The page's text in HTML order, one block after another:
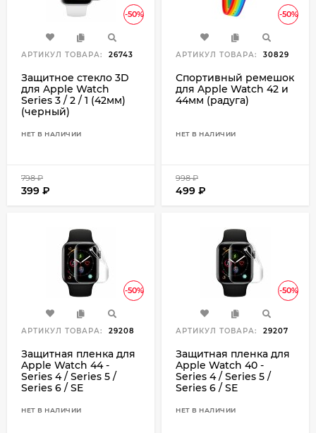
-50%
АРТИКУЛ ТОВАРА: 26743
Защитное стекло 3D
для Apple Watch
Series 3 / 2 / 1 (42мм)
(черный)
НЕТ В НАЛИЧИИ
798₽
399 ₽
-50%
АРТИКУЛ ТОВАРА: 30829
Спортивный ремешок
для Apple Watch 42 и
44мм (радуга)
НЕТ В НАЛИЧИИ
998₽
499 ₽
-50%
АРТИКУЛ ТОВАРА: 29208
Защитная пленка для
Apple Watch 44 -
Series 4 / Series 5 /
Series 6 / SE
НЕТ В НАЛИЧИИ
-50%
АРТИКУЛ ТОВАРА: 29207
Защитная пленка для
Apple Watch 40 -
Series 4 / Series 5 /
Series 6 / SE
НЕТ В НАЛИЧИИ